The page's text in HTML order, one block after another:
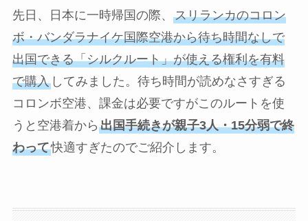
先日、日本に一時帰国の際、 スリランカのコロン
ボ・バンダラナイケ国際空港から待ち時間なしで
出国できる「シルクルート」が使える権利を有料
で購入してみました。待ち時間が読めなさすぎる
コロンボ空港、課金は必要ですがこのルートを使
うと空港着から 出国手続きが親子3人・15分弱で終
わって快適すぎたのでご紹介します。